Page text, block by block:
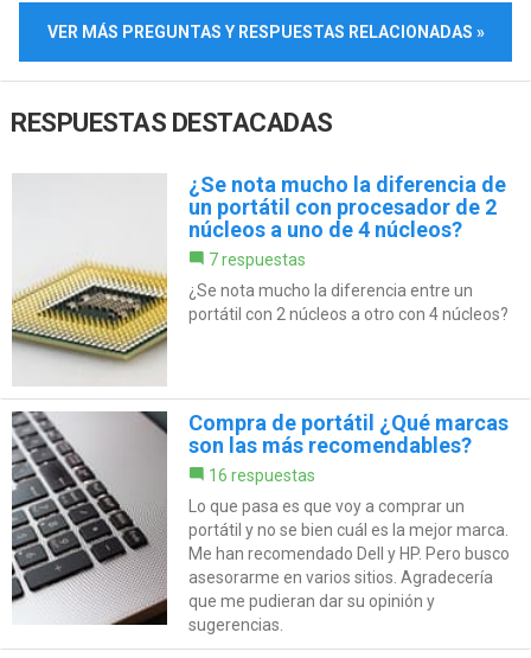
VER MÁS PREGUNTAS Y RESPUESTAS RELACIONADAS »
RESPUESTAS DESTACADAS
¿Se nota mucho la diferencia de
un portátil con procesador de 2
núcleos a uno de 4 núcleos?
7 respuestas
¿Se nota mucho la diferencia entre un
portátil con 2 núcleos a otro con 4 núcleos?
Compra de portátil ¿Qué marcas
son las más recomendables?
16 respuestas
Lo que pasa es que voy a comprar un
portátil y no se bien cuál es la mejor marca.
Me han recomendado Dell y HP. Pero busco
asesorarme en varios sitios. Agradecería
que me pudieran dar su opinión y
sugerencias.